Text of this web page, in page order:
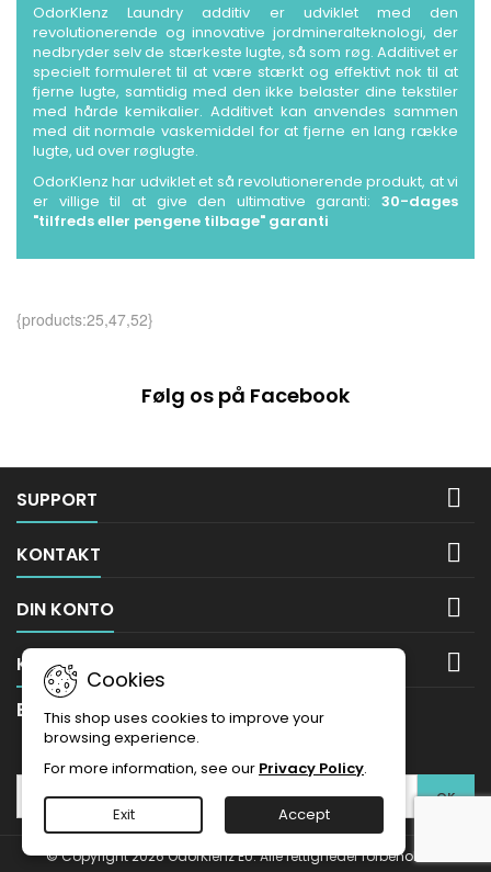
OdorKlenz Laundry additiv er udviklet med den
revolutionerende og innovative jordmineralteknologi, der
nedbryder selv de stærkeste lugte, så som røg. Additivet er
specielt formuleret til at være stærkt og effektivt nok til at
fjerne lugte, samtidig med den ikke belaster dine tekstiler
med hårde kemikalier. Additivet kan anvendes sammen
med dit normale vaskemiddel for at fjerne en lang række
lugte, ud over røglugte.
OdorKlenz har udviklet et så revolutionerende produkt, at vi
er villige til at give den ultimative garanti: 30-dages
"tilfreds eller pengene tilbage" garanti
{products:25,47,52}
Følg os på Facebook
SUPPORT 
KONTAKT 
DIN KONTO 
KONTAKT 
Cookies
This shop uses cookies to improve your
browsing experience.
For more information, see our Privacy Policy.
Exit Accept
Betalingsmåder
NYHEDSBREV
© Copyright 2026 OdorKlenz EU. Alle rettigheder forbeholdes.